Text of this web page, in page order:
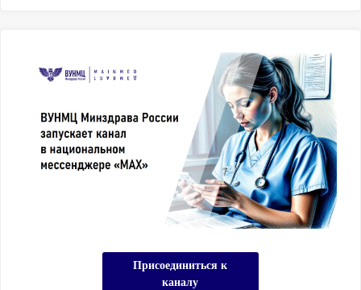
Присоединиться к
каналу